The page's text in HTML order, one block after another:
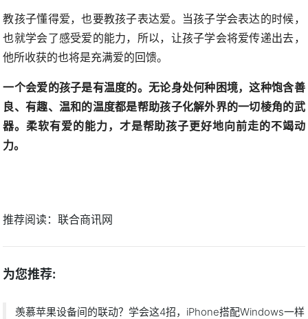
教孩子懂得爱，也要教孩子表达爱。当孩子学会表达的时候，
也就学会了感受爱的能力，所以，让孩子学会将爱传递出去，
他所收获的也将是充满爱的回馈。
一个会爱的孩子是有温度的。无论身处何种困境，这种饱含善
良、有趣、温和的温度都是帮助孩子化解外界的一切棱角的武
器。柔软有爱的能力，才是帮助孩子更好地向前走的不竭动
力。
推荐阅读：联合商讯网
为您推荐:
羡慕苹果设备间的联动？学会这4招，iPhone搭配Windows一样